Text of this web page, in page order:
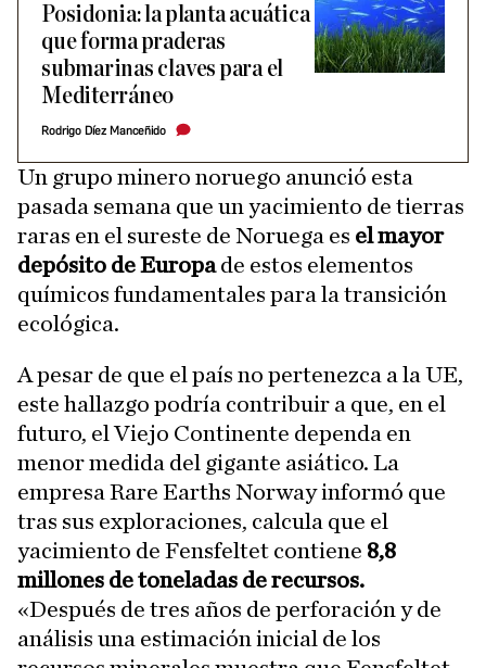
Posidonia: la planta acuática
que forma praderas
submarinas claves para el
Mediterráneo
Rodrigo Díez Manceñido
Un grupo minero noruego anunció esta
pasada semana que un yacimiento de tierras
raras en el sureste de Noruega es el mayor
depósito de Europade estos elementos
químicos fundamentales para la transición
ecológica.
A pesar de que el país no pertenezca a la UE,
este hallazgo podría contribuir a que, en el
futuro, el Viejo Continente dependa en
menor medida del gigante asiático. La
empresa Rare Earths Norway informó que
tras sus exploraciones, calcula que el
yacimiento de Fensfeltet contiene 8,8
millones de toneladas de recursos.
«Después de tres años de perforación y de
análisis una estimación inicial de los